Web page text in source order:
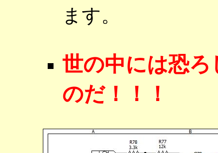
ます。
世の中には恐
のだ！！！